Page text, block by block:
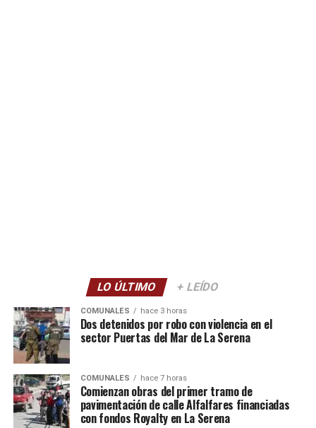
LO ÚLTIMO + LEÍDO
COMUNALES hace 3 horas
Dos detenidos por robo con violencia en el
sector Puertas del Mar de La Serena
COMUNALES hace 7 horas
Comienzan obras del primer tramo de
pavimentación de calle Alfalfares financiadas
con fondos Royalty en La Serena